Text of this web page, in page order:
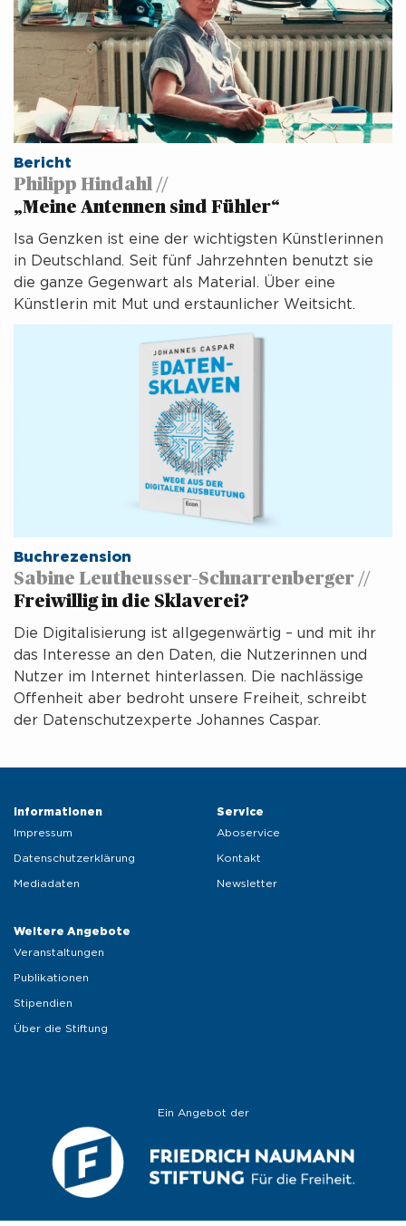
Bericht
Philipp Hindahl //
„Meine Antennen sind Fühler“
Isa Genzken ist eine der wichtigsten Künstlerinnen
in Deutschland. Seit fünf Jahrzehnten benutzt sie
die ganze Gegenwart als Material. Über eine
Künstlerin mit Mut und erstaunlicher Weitsicht.
Buchrezension
Sabine Leutheusser–Schnarrenberger //
Freiwillig in die Sklaverei?
Die Digitalisierung ist allgegenwärtig – und mit ihr
das Interesse an den Daten, die Nutzerinnen und
Nutzer im Internet hinterlassen. Die nachlässige
Offenheit aber bedroht unsere Freiheit, schreibt
der Datenschutzexperte Johannes Caspar.
Informationen
Impressum
Datenschutzerklärung
Mediadaten
Weitere Angebote
Veranstaltungen
Publikationen
Stipendien
Über die Stiftung
Service
Aboservice
Kontakt
Newsletter
Ein Angebot der